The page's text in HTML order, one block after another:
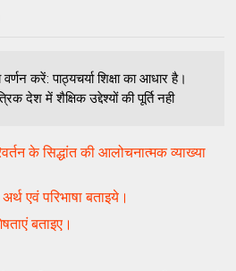
वर्णन करें: पाठ्यचर्या शिक्षा का आधार है।
देश में शैक्षिक उद्देश्यों की पूर्ति नही
के सिद्धांत की आलोचनात्मक व्याख्या
एवं परिभाषा बताइये।
बताइए।